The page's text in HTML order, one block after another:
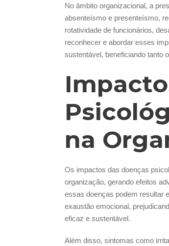
No âmbito organizacional, a
absenteísmo e presenteísmo,
rotatividade de funcionários,
reconhecer e abordar esses
sustentável, beneficiando tanto
na
Os impactos das doenças
organização, gerando efeitos
essas doenças podem resultar
exaustão emocional,
eficaz e sustentável.
Além disso, sintomas como